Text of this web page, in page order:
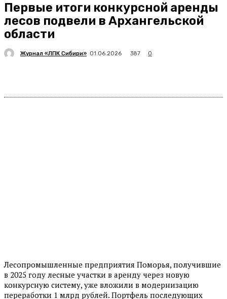
Первые итоги конкурсной аренды
лесов подвели в Архангельской
области
Журнал «ЛПК Сибири» 01.06.2026 387 0
Лесопромышленные предприятия Поморья, получившие
в 2025 году лесные участки в аренду через новую
конкурсную систему, уже вложили в модернизацию
переработки 1 млрд рублей. Портфель последующих